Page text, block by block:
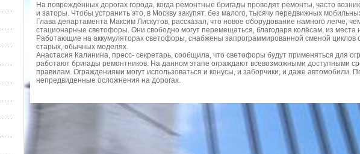
На повреждённых дорогах города, когда ремонтные бригады проводят ремонты, часто
и заторы. Чтобы устранить это, в Москву закупят, без малого, тысячу передвижных
Глава департамента Максим Лискутов, рассказал, что новое оборудование намного легче,
стационарные светофоры. Они свободно могут перемещаться, благодаря колёсам, из места
Работающие на аккумуляторах светофоры, снабжены запрограммированной сменой циклов
старых, обычных моделях.
Анастасия Калинина, пресс- секретарь, сообщила, что светофоры будут применяться для
работают бригады ремонтников. На данном этапе ограждают всевозможными доступными
правилам. Ограждениями могут использоваться и конусы, и заборчики, и даже автомобили.
непредвиденные осложнения на дорогах.